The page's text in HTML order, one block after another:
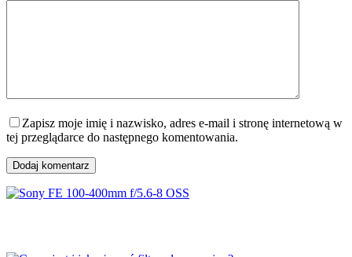
Zapisz moje imię i nazwisko, adres e-mail i stronę internetową w
tej przeglądarce do następnego komentowania.
Dodaj komentarz